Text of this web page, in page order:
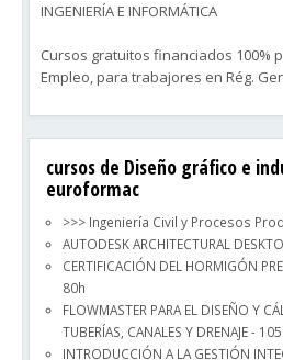
INGENIERÍA E INFORMÁTICA
Cursos gratuitos financiados 100%
Empleo, para trabajores en Rég.
cursos de Diseño gráfico e
euroformac
>>> Ingeniería Civil y Procesos
AUTODESK ARCHITECTURAL
CERTIFICACIÓN DEL HORMIGÓN
80h
FLOWMASTER PARA EL DISEÑO Y
TUBERÍAS, CANALES Y DRENAJE -
INTRODUCCIÓN A LA GESTIÓN